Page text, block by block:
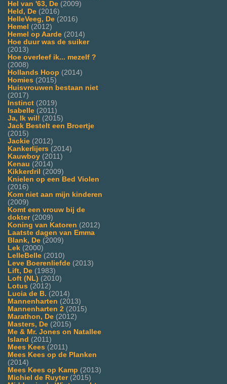
Hel van '63, De (2009)
Held, De (2016)
HelleVeeg, De (2016)
Hemel (2012)
Hemel op Aarde (2014)
Hoe duur was de suiker
(2013)
Hoe overleef ik... mezelf ?
(2008)
Hollands Hoop (2014)
Homies (2015)
Huisvrouwen bestaan niet
(2017)
Instinct (2019)
Isabelle (2011)
Ja, Ik wil! (2015)
Jack Bestelt een Broertje
(2015)
Jackie (2012)
Kankerlijers (2014)
Kauwboy (2011)
Kenau (2014)
Kikkerdril (2009)
Knielen op een Bed Violen
(2016)
Kom niet aan mijn kinderen
(2009)
Komt een vrouw bij de
dokter(2009)
Koning van Katoren (2012)
Laatste dagen van Emma
Blank, De (2009)
Lek (2000)
LelleBelle (2010)
Leve Boerenliefde (2013)
Lift, De (1983)
Loft (NL) (2010)
Lotus (2012)
Lucia de B. (2014)
Mannenharten (2013)
Mannenharten 2 (2015)
Marathon, De (2012)
Masters, De (2015)
Me & Mr. Jones on Natallee
Island (2011)
Mees Kees (2011)
Mees Kees op de Planken
(2014)
Mees Kees op Kamp (2013)
Michiel de Ruyter(2015)